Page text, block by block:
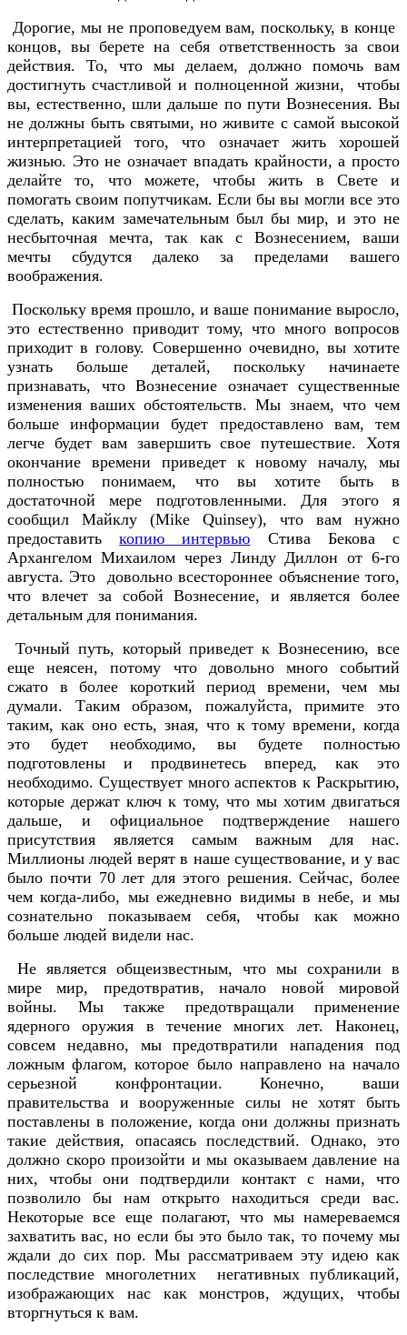
Дорогие, мы не проповедуем вам, поскольку, в конце
концов, вы берете на себя ответственность за свои
действия. То, что мы делаем, должно помочь вам
достигнуть счастливой и полноценной жизни, чтобы
вы, естественно, шли дальше по пути Вознесения. Вы
не должны быть святыми, но живите с самой высокой
интерпретацией того, что означает жить хорошей
жизнью. Это не означает впадать крайности, а просто
делайте то, что можете, чтобы жить в Свете и
помогать своим попутчикам. Если бы вы могли все это
сделать, каким замечательным был бы мир, и это не
несбыточная мечта, так как с Вознесением, ваши
мечты сбудутся далеко за пределами вашего
воображения.
Поскольку время прошло, и ваше понимание выросло,
это естественно приводит тому, что много вопросов
приходит в голову. Совершенно очевидно, вы хотите
узнать больше деталей, поскольку начинаете
признавать, что Вознесение означает существенные
изменения ваших обстоятельств. Мы знаем, что чем
больше информации будет предоставлено вам, тем
легче будет вам завершить свое путешествие. Хотя
окончание времени приведет к новому началу, мы
полностью понимаем, что вы хотите быть в
достаточной мере подготовленными. Для этого я
сообщил Майклу (Mike Quinsey), что вам нужно
предоставитькопию интервью Стива Бекова с
Архангелом Михаилом через Линду Диллон от 6-го
августа. Это довольно всестороннее объяснение того,
что влечет за собой Вознесение, и является более
детальным для понимания.
Точный путь, который приведет к Вознесению, все
еще неясен, потому что довольно много событий
сжато в более короткий период времени, чем мы
думали. Таким образом, пожалуйста, примите это
таким, как оно есть, зная, что к тому времени, когда
это будет необходимо, вы будете полностью
подготовлены и продвинетесь вперед, как это
необходимо. Существует много аспектов к Раскрытию,
которые держат ключ к тому, что мы хотим двигаться
дальше, и официальное подтверждение нашего
присутствия является самым важным для нас.
Миллионы людей верят в наше существование, и у вас
было почти 70 лет для этого решения. Сейчас, более
чем когда-либо, мы ежедневно видимы в небе, и мы
сознательно показываем себя, чтобы как можно
больше людей видели нас.
Не является общеизвестным, что мы сохранили в
мире мир, предотвратив, начало новой мировой
войны. Мы также предотвращали применение
ядерного оружия в течение многих лет. Наконец,
совсем недавно, мы предотвратили нападения под
ложным флагом, которое было направлено на начало
серьезной конфронтации. Конечно, ваши
правительства и вооруженные силы не хотят быть
поставлены в положение, когда они должны признать
такие действия, опасаясь последствий. Однако, это
должно скоро произойти и мы оказываем давление на
них, чтобы они подтвердили контакт с нами, что
позволило бы нам открыто находиться среди вас.
Некоторые все еще полагают, что мы намереваемся
захватить вас, но если бы это было так, то почему мы
ждали до сих пор. Мы рассматриваем эту идею как
последствие многолетних негативных публикаций,
изображающих нас как монстров, ждущих, чтобы
вторгнуться к вам.